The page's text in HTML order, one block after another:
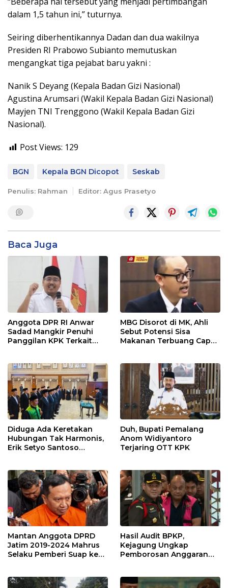
dalam 1,5 tahun ini,” tuturnya.
Seiring diberhentikannya Dadan dan dua wakilnya
Presiden RI Prabowo Subianto memutuskan
mengangkat tiga pejabat baru yakni :
Nanik S Deyang (Kepala Badan Gizi Nasional)
Agustina Arumsari (Wakil Kepala Badan Gizi Nasional)
Mayjen TNI Trenggono (Wakil Kepala Badan Gizi
Nasional).
Post Views: 129
BGN Kepala BGN Dicopot Seskab
Penulis: Rahman Editor: Agus Prasetyo
Baca Juga
Anggota DPR RI Anwar
Sadad Mangkir Penuhi
Panggilan KPK Terkait
MBG Disorot di MK, Ahli
Sebut Potensi Sisa
Makanan Terbuang Capai
Diduga Ada Keretakan
Hubungan Tak Harmonis,
Erik Setyo Santoso
Duh, Bupati Pemalang
Anom Widiyantoro
Terjaring OTT KPK
Mantan Anggota DPRD
Jatim 2019-2024 Mahrus
Selaku Pemberi Suap ke
Hasil Audit BPKP,
Kejagung Ungkap
Pemborosan Anggaran